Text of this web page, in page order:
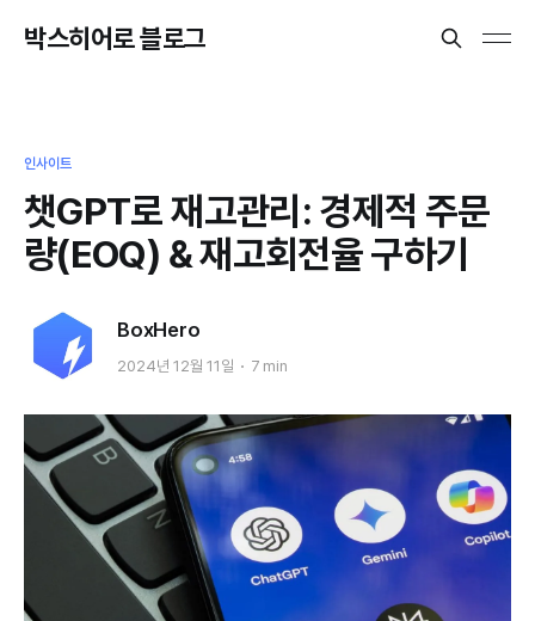
박스히어로 블로그
인사이트
챗GPT로 재고관리: 경제적 주문
량(EOQ) & 재고회전율 구하기
BoxHero
2024년 12월 11일 7 min